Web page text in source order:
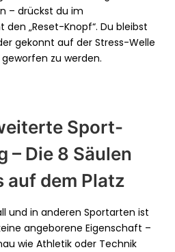
– drückst du im
„Reset-Knopf“. Du bleibst
gekonnt auf der Stress-Welle
zu werden.
Sport-
– Die 8 Säulen
auf dem Platz
und in anderen Sportarten ist
angeborene Eigenschaft –
wie Athletik oder Technik